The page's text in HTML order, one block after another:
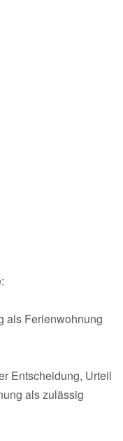
als Ferienwohnung
Entscheidung, Urteil
als zulässig